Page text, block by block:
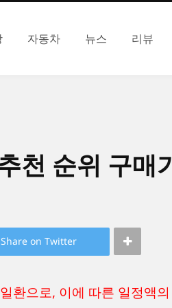
자동차 뉴스 리뷰
천 순위 구
Share on Twitter
환으로, 이에 따른 일정액